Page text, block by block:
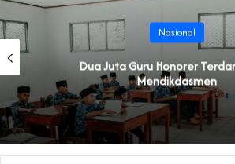
Nasional
Dua Juta Guru Honorer
Mendikdasmen